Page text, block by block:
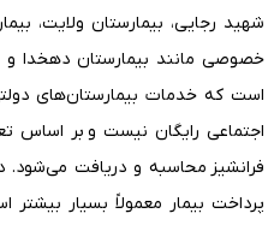
شهید رجایی، بیمارستان ولایت،
خصوصی مانند بیمارستان دهخدا و
است که خدمات بیمارستان‌های
اجتماعی رایگان نیست و بر اساس
فرانشیز محاسبه و دریافت
پرداخت بیمار معمولاً بسیار بیشتر